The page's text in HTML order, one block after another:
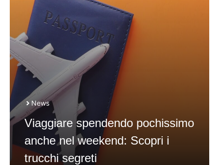
News
Viaggiare spendendo pochissimo
anche nel weekend: Scopri i
trucchi segreti